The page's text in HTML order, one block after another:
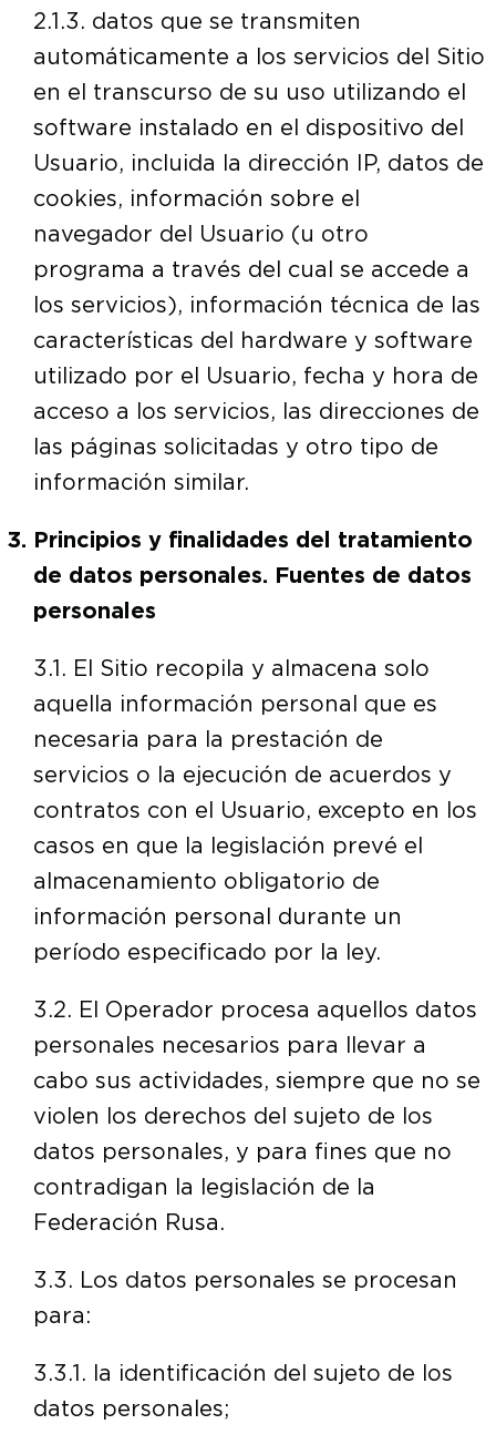
2.1.3. datos que se transmiten
automáticamente a los servicios del Sitio
en el transcurso de su uso utilizando el
software instalado en el dispositivo del
Usuario, incluida la dirección IP, datos de
cookies, información sobre el
navegador del Usuario (u otro
programa a través del cual se accede a
los servicios), información técnica de las
características del hardware y software
utilizado por el Usuario, fecha y hora de
acceso a los servicios, las direcciones de
las páginas solicitadas y otro tipo de
información similar.
Principios y finalidades del tratamiento
de datos personales. Fuentes de datos
personales
3.1. El Sitio recopila y almacena solo
aquella información personal que es
necesaria para la prestación de
servicios o la ejecución de acuerdos y
contratos con el Usuario, excepto en los
casos en que la legislación prevé el
almacenamiento obligatorio de
información personal durante un
período especificado por la ley.
3.2. El Operador procesa aquellos datos
personales necesarios para llevar a
cabo sus actividades, siempre que no se
violen los derechos del sujeto de los
datos personales, y para fines que no
contradigan la legislación de la
Federación Rusa.
3.3. Los datos personales se procesan
para:
3.3.1. la identificación del sujeto de los
datos personales;